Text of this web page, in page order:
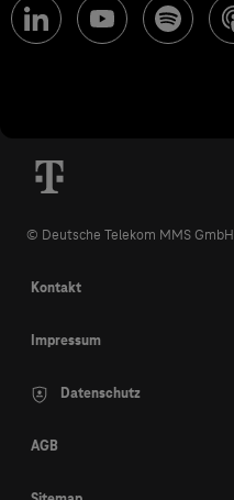
© Deutsche Telekom MMS GmbH
Kontakt
Impressum
Datenschutz
AGB